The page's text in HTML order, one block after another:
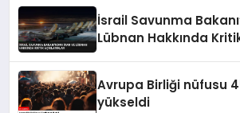
İsrail Savunma
Lübnan Hakkında
Avrupa Birliği nüfusu
yükseldi